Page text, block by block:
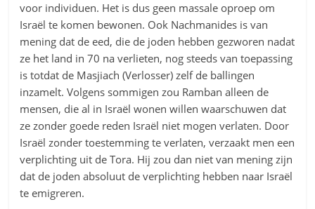
voor individuen. Het is dus geen massale oproep om
Israël te komen bewonen. Ook Nachmanides is van
mening dat de eed, die de joden hebben gezworen nadat
ze het land in 70 na verlieten, nog steeds van toepassing
is totdat de Masjiach (Verlosser) zelf de ballingen
inzamelt. Volgens sommigen zou Ramban alleen de
mensen, die al in Israël wonen willen waarschuwen dat
ze zonder goede reden Israël niet mogen verlaten. Door
Israël zonder toestemming te verlaten, verzaakt men een
verplichting uit de Tora. Hij zou dan niet van mening zijn
dat de joden absoluut de verplichting hebben naar Israël
te emigreren.